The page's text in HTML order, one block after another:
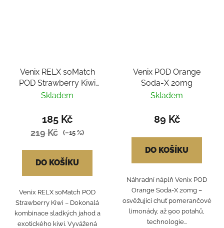
Venix RELX soMatch
POD Strawberry Kiwi
2ks
Skladem
185 Kč
219 Kč (–15 %)
DO KOŠÍKU
Venix RELX soMatch POD
Strawberry Kiwi – Dokonalá
kombinace sladkých jahod a
exotického kiwi. Vyvážená
Venix POD Orange
Soda-X 20mg
Skladem
89 Kč
DO KOŠÍKU
Náhradní náplň Venix POD
Orange Soda-X 20mg –
osvěžující chuť pomerančové
limonády, až 900 potahů,
technologie...